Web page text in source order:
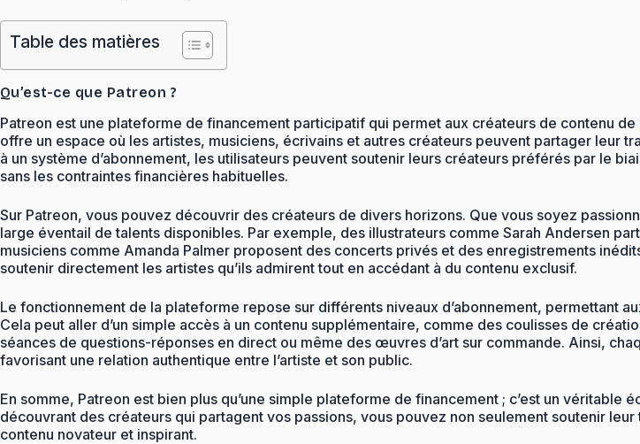
Table des matières
Qu’est-ce que Patreon ?
Patreon est une plateforme de financement participatif qui permet aux créateurs de contenu
offre un espace où les artistes, musiciens, écrivains et autres créateurs peuvent partager leur
à un système d’abonnement, les utilisateurs peuvent soutenir leurs créateurs préférés par le
sans les contraintes financières habituelles.
Sur Patreon, vous pouvez découvrir des créateurs de divers horizons. Que vous soyez
large éventail de talents disponibles. Par exemple, des illustrateurs comme Sarah Andersen
musiciens comme Amanda Palmer proposent des concerts privés et des enregistrements
soutenir directement les artistes qu’ils admirent tout en accédant à du contenu exclusif.
Le fonctionnement de la plateforme repose sur différents niveaux d’abonnement, permettant
Cela peut aller d’un simple accès à un contenu supplémentaire, comme des coulisses de
séances de questions-réponses en direct ou même des œuvres d’art sur commande. Ainsi,
favorisant une relation authentique entre l’artiste et son public.
En somme, Patreon est bien plus qu’une simple plateforme de financement ; c’est un
découvrant des créateurs qui partagent vos passions, vous pouvez non seulement soutenir
contenu novateur et inspirant.